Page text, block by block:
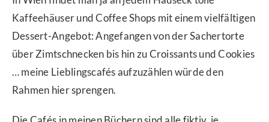
Kaffeehäuser und Coffee Shops mit einem vielfältigen
Dessert-Angebot: Angefangen von der Sachertorte
über Zimtschnecken bis hin zu Croissants und Cookies
… meine Lieblingscafés aufzuzählen würde den
Rahmen hier sprengen.